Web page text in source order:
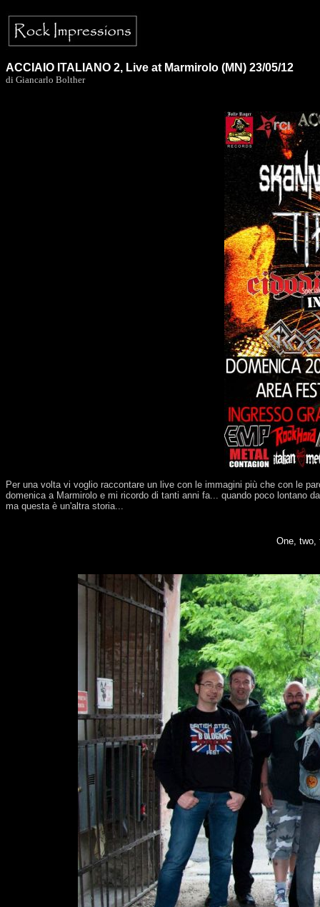
ACCIAIO ITALIANO 2, Live at Marmirolo (MN) 23/05/12
di Giancarlo Bolther
Per una volta vi voglio raccontare un live con le immagini più che con le
domenica a Marmirolo e mi ricordo di tanti anni fa... quando poco lontano
ma questa è un'altra storia...
One, two,